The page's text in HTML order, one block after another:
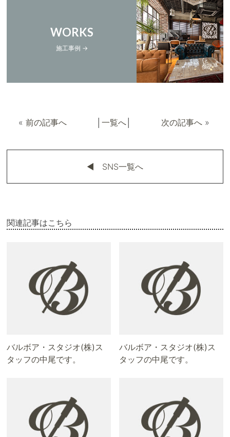
WORKS
施工事例 →
« 前の記事へ 一覧へ│ 次の記事へ»
◀︎ SNS一覧へ
関連記事はこちら
バルボア・スタジオ(株)ス
タッフの中尾です。
バルボア・スタジオ(株)ス
タッフの中尾です。